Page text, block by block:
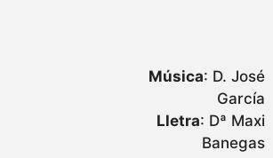
Música: D. José
García
Lletra: Dª Maxi
Banegas